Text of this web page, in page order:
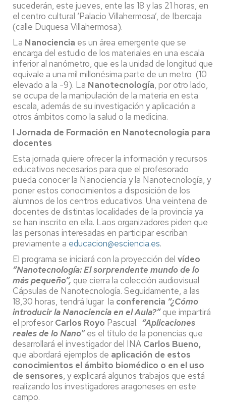
sucederán, este jueves, ente las 18 y las 21 horas, en
el centro cultural ‘Palacio Villahermosa’, de Ibercaja
(calle Duquesa Villahermosa).
La Nanociencia es un área emergente que se
encarga del estudio de los materiales en una escala
inferior al nanómetro, que es la unidad de longitud que
equivale a una mil millonésima parte de un metro (10
elevado a la -9). La Nanotecnología, por otro lado,
se ocupa de la manipulación de la materia en esta
escala, además de su investigación y aplicación a
otros ámbitos como la salud o la medicina.
I Jornada de Formación en Nanotecnología para
docentes
Esta jornada quiere ofrecer la información y recursos
educativos necesarios para que el profesorado
pueda conocer la Nanociencia y la Nanotecnología, y
poner estos conocimientos a disposición de los
alumnos de los centros educativos. Una veintena de
docentes de distintas localidades de la provincia ya
se han inscrito en ella. Laos organizadores piden que
las personas interesadas en participar escriban
previamente a educacion@esciencia.es.
El programa se iniciará con la proyección del vídeo
“Nanotecnología: El sorprendente mundo de lo
más pequeño”, que cierra la colección audiovisual
Cápsulas de Nanotecnología. Seguidamente, a las
18,30 horas, tendrá lugar la conferencia “¿Cómo
introducir la Nanociencia en el Aula?”que impartirá
el profesor Carlos Royo Pascual. “Aplicaciones
reales de lo Nano”es el título de la ponencias que
desarrollará el investigador del INA Carlos Bueno,
que abordará ejemplos de aplicación de estos
conocimientos el ámbito biomédico o en el uso
de sensores, y explicará algunos trabajos que está
realizando los investigadores aragoneses en este
campo.